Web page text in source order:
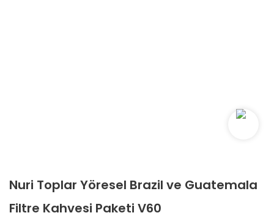
Nuri Toplar Yöresel Brazil ve Guatemala
Filtre Kahvesi Paketi V60